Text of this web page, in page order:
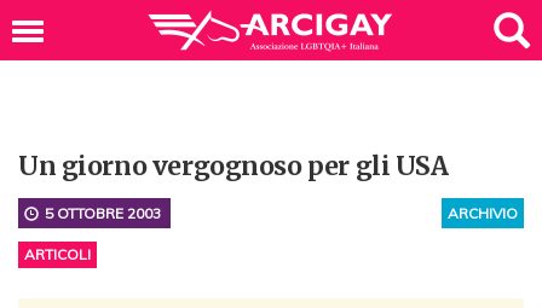
Un giorno vergognoso per gli USA
ARCHIVIO
5 OTTOBRE 2003
ARTICOLI